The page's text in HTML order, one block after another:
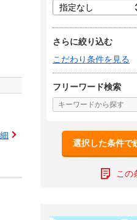
さらに絞り込む
こだわり条件を見る
フリーワード検索
選択した条件で
この